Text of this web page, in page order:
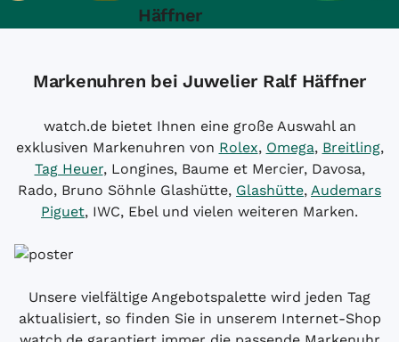
Häffner
Markenuhren bei Juwelier Ralf Häffner
watch.de bietet Ihnen eine große Auswahl an
exklusiven Markenuhren von Rolex, Omega, Breitling,
Tag Heuer, Longines, Baume et Mercier, Davosa,
Rado, Bruno Söhnle Glashütte, Glashütte, Audemars
Piguet, IWC, Ebel und vielen weiteren Marken.
Unsere vielfältige Angebotspalette wird jeden Tag
aktualisiert, so finden Sie in unserem Internet-Shop